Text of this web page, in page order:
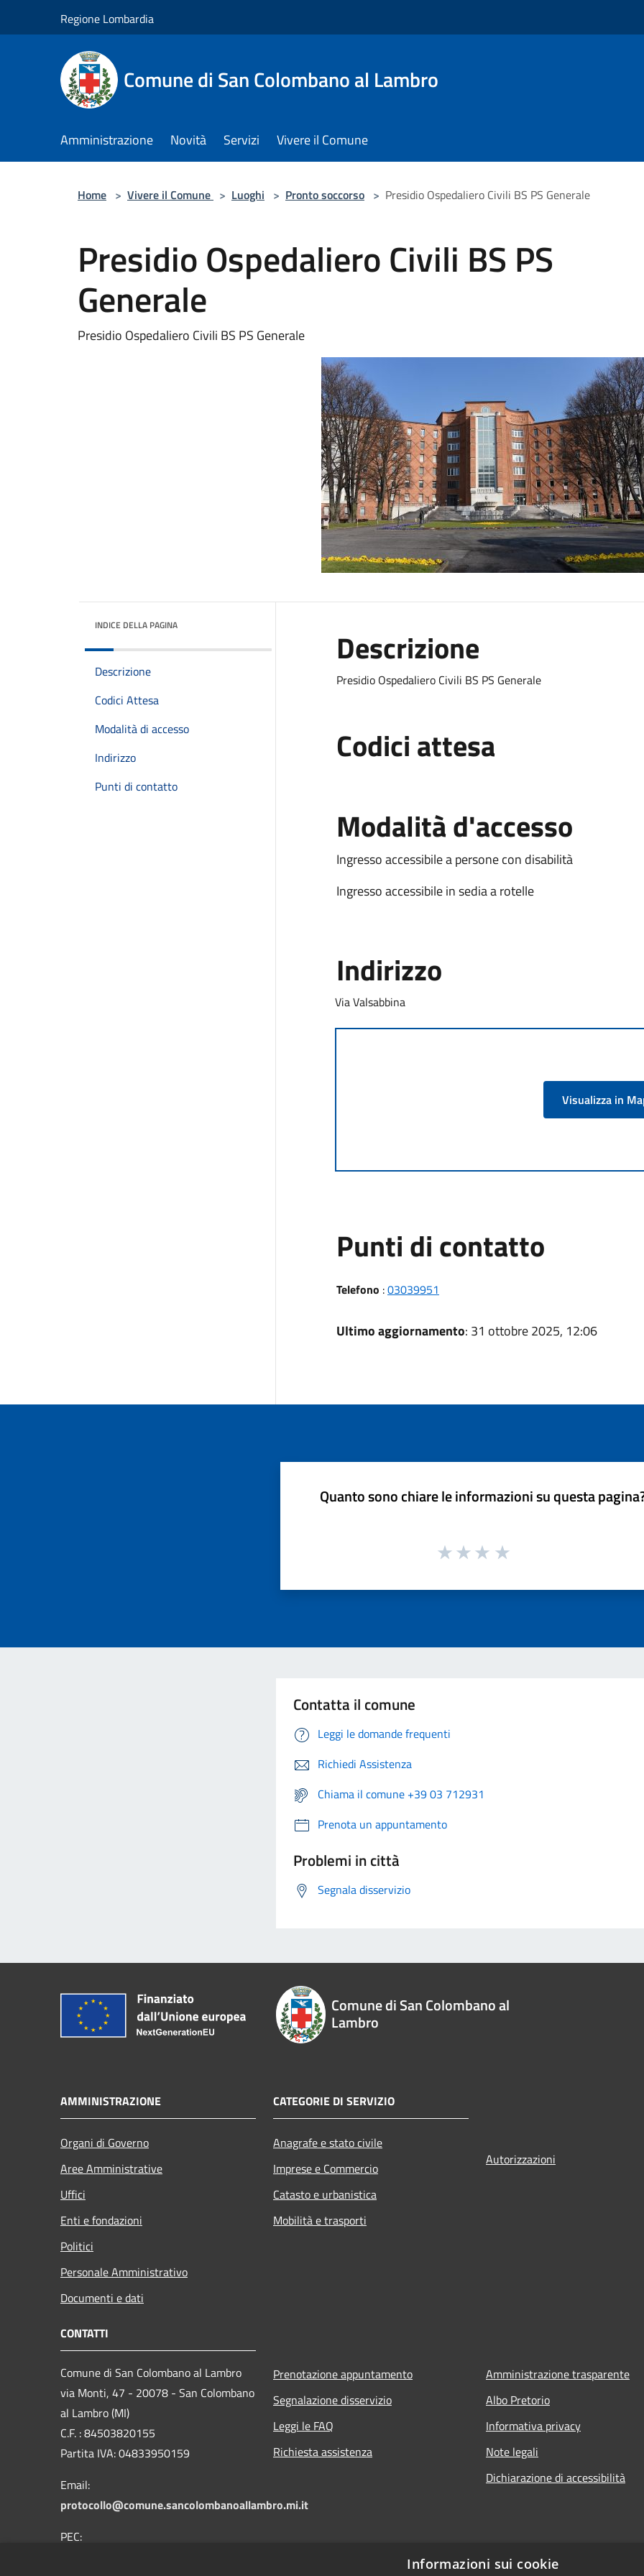
Regione Lombardia
Comune di San Colombano al Lambro
Amministrazione Novità Servizi Vivere il Comune
Home > Vivere il Comune > Luoghi > Pronto soccorso > Presidio Ospedaliero Civili BS PS Generale
Presidio Ospedaliero Civili BS PS
Generale
Presidio Ospedaliero Civili BS PS Generale
INDICE DELLA PAGINA
Descrizione
Codici Attesa
Modalità di accesso
Indirizzo
Punti di contatto
Descrizione
Presidio Ospedaliero Civili BS PS Generale
Codici attesa
Modalità d'accesso
Ingresso accessibile a persone con disabilità
Ingresso accessibile in sedia a rotelle
Indirizzo
Via Valsabbina
Visualizza in
Punti di contatto
Telefono :03039951
Ultimo aggiornamento: 31 ottobre 2025, 12:06
Quanto sono chiare le informazioni su questa
Contatta il comune
Leggi le domande frequenti
Richiedi Assistenza
Chiama il comune +39 03 712931
Prenota un appuntamento
Problemi in città
Segnala disservizio
Comune di San Colombano al
Lambro
AMMINISTRAZIONE
Organi di Governo
Aree Amministrative
Uffici
Enti e fondazioni
Politici
Personale Amministrativo
Documenti e dati
CATEGORIE DI SERVIZIO
Anagrafe e stato civile
Imprese e Commercio
Catasto e urbanistica
Mobilità e trasporti
Autorizzazioni
CONTATTI
Comune di San Colombano al Lambro
via Monti, 47 - 20078 - San Colombano
al Lambro (MI)
C.F. : 84503820155
Partita IVA: 04833950159
Email:
protocollo@comune.sancolombanoallambro.mi.it
PEC:
Prenotazione appuntamento
Segnalazione disservizio
Leggi le FAQ
Richiesta assistenza
Amministrazione trasparente
Albo Pretorio
Informativa privacy
Note legali
Dichiarazione di accessibilità
Informazioni sui cookie